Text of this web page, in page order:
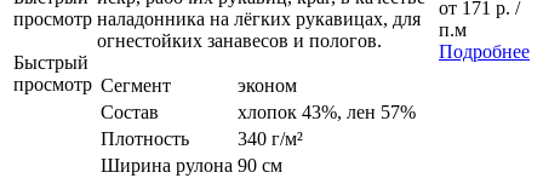
просмотр
Быстрый
просмотр
наладонника на лёгких рукавицах, для
огнестойких занавесов и пологов.
Сегмент
эконом
Состав
хлопок 43%, лен 57%
Плотность
340 г/м²
Ширина рулона 90 см
от 171 р. /
п.м
Подробнее